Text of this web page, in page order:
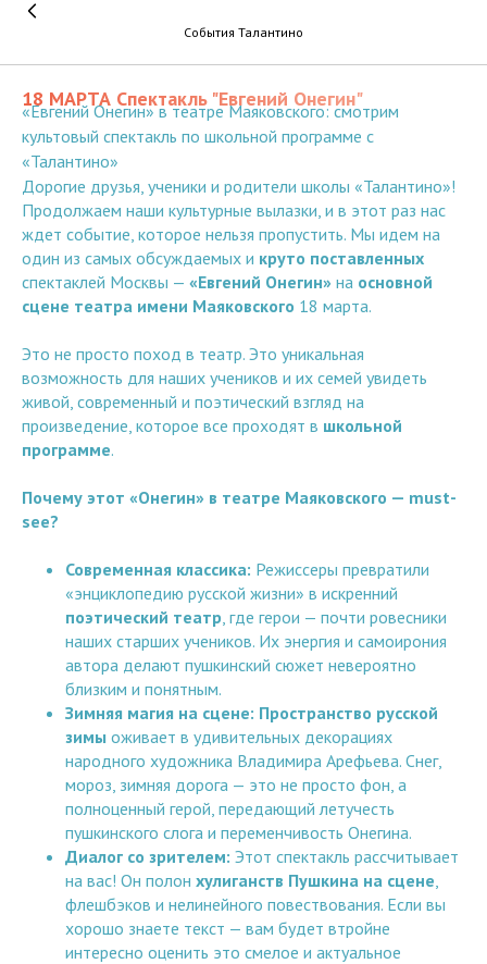
События Талантино
18 МАРТА Спектакль "Евгений Онегин"
«Евгений Онегин» в театре Маяковского: смотрим
культовый спектакль по школьной программе с
«Талантино»
Дорогие друзья, ученики и родители школы «Талантино»!
Продолжаем наши культурные вылазки, и в этот раз нас
ждет событие, которое нельзя пропустить. Мы идем на
один из самых обсуждаемых и круто поставленных
спектаклей Москвы — «Евгений Онегин» на основной
сцене театра имени Маяковского 18 марта.
Это не просто поход в театр. Это уникальная
возможность для наших учеников и их семей увидеть
живой, современный и поэтический взгляд на
произведение, которое все проходят в школьной
программе.
Почему этот «Онегин» в театре Маяковского — must-
see?
Современная классика: Режиссеры превратили
«энциклопедию русской жизни» в искренний
поэтический театр, где герои — почти ровесники
наших старших учеников. Их энергия и самоирония
автора делают пушкинский сюжет невероятно
близким и понятным.
Зимняя магия на сцене: Пространство русской
зимы оживает в удивительных декорациях
народного художника Владимира Арефьева. Снег,
мороз, зимняя дорога — это не просто фон, а
полноценный герой, передающий летучесть
пушкинского слога и переменчивость Онегина.
Диалог со зрителем: Этот спектакль рассчитывает
на вас! Он полон хулиганств Пушкина на сцене,
флешбэков и нелинейного повествования. Если вы
хорошо знаете текст — вам будет втройне
интересно оценить это смелое и актуальное